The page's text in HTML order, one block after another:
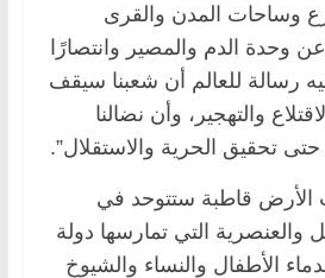
وساحات المدن والقرى
عن وحدة الدم والمصير وانتصارًا
رسالة للعالم أن شعبنا سيقف
والتهجير، وأن نضالنا
تحقيق الحرية والاستقلال”.
قاطبة ستتوحد في
والعنصرية التي تمارسها دولة
الأطفال والنساء والشيوخ